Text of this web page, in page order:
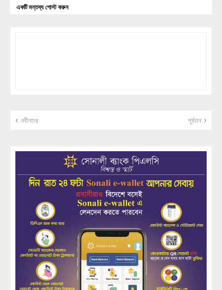
একটি মন্তব্য পোস্ট করুন
নবীনতর পূর্বতন